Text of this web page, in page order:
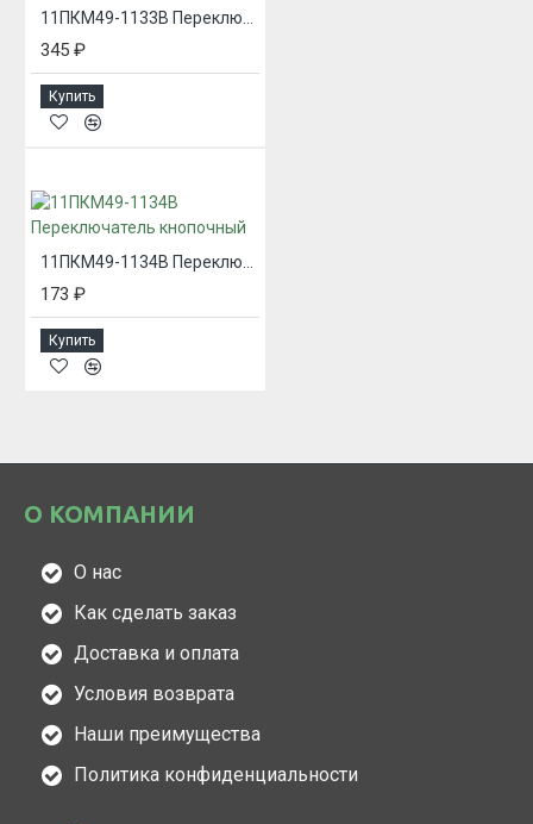
11ПКМ49-1133В Переключатель кнопочный
345 ₽
Купить
11ПКМ49-1134В Переключатель кнопочный
173 ₽
Купить
О КОМПАНИИ
О нас
Как сделать заказ
Доставка и оплата
Условия возврата
Наши преимущества
Политика конфиденциальности